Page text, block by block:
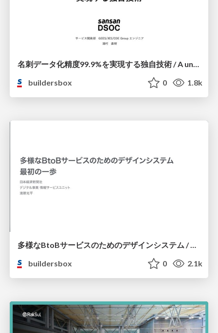
名刺データ化精度99.9%を実現する独自技術 / A unique technology achieved business card data accuracy of 99.9
buildersbox
0 1.8k
多様なBtoBサービスのためのデザインシステム / Design System for various BtoB service
buildersbox
0 2.1k